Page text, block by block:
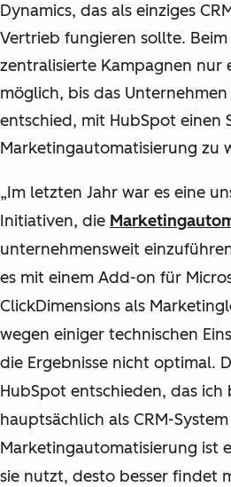
Dynamics, das als einziges
Vertrieb fungieren sollte.
zentralisierte Kampagnen nur
möglich, bis das
entschied, mit HubSpot einen
Marketingautomatisierung zu
„Im letzten Jahr war es eine
Initiativen, die
unternehmensweit
es mit einem Add-on für
ClickDimensions als
wegen einiger technischen
die Ergebnisse nicht optimal.
HubSpot entschieden, das ich
hauptsächlich als CRM-
Marketingautomatisierung ist
sie nutzt, desto besser findet